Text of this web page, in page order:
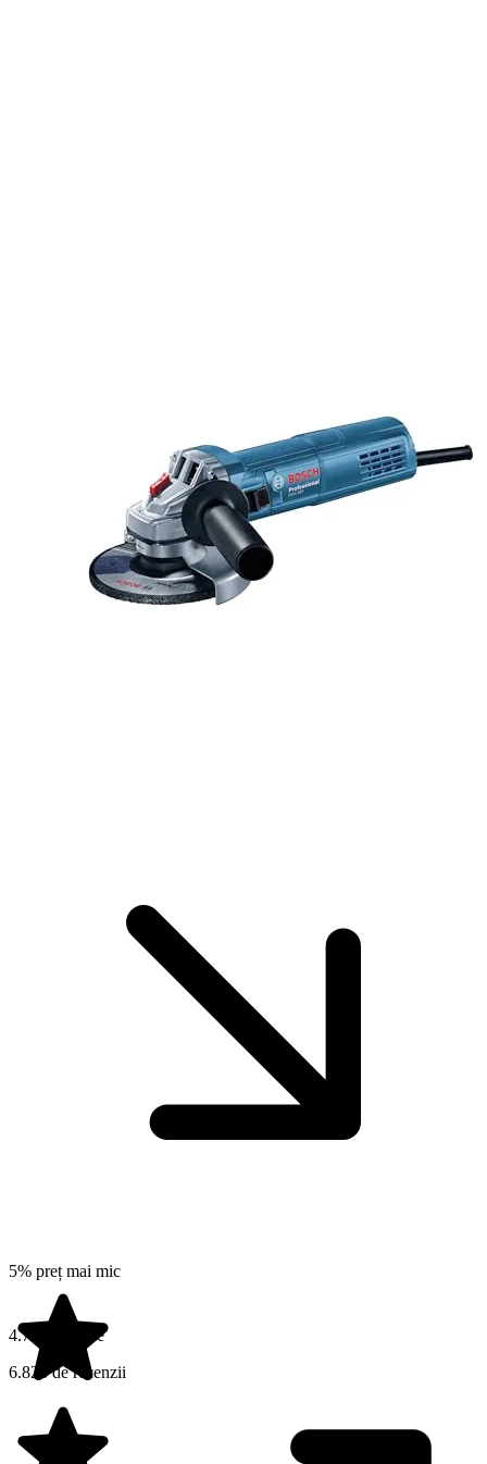
5% preț mai mic
4.7 din 5 stele
6.828 de recenzii